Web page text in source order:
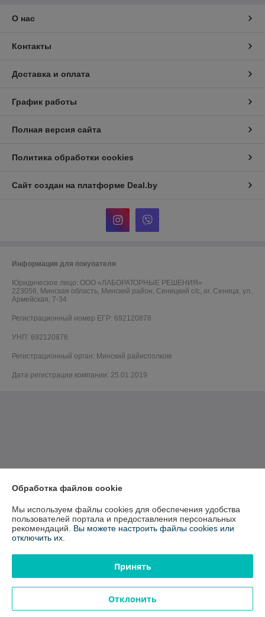
О нас
Контакты
Доставка и оплата
График работы
Полная версия сайта
Политика обработки cookies
Сайт создан на платформе Deal.by
Информация для покупателя
Юридическое лицо: ООО «ЛАБОРАТОРНЫЕ РЕШЕНИЯ»
223056, Минская область, Минский район, Сеницкий с/с, аг. Сеница, ул.
Армейская, 7-34
Регистрационный номер ЕГР: 692120876
УНП: 692120876
Регистрационный орган: Минский райисполком
Дата регистрации компании: 25.01.2019
Обработка файлов cookie
Мы используем файлы cookies для обеспечения удобства
пользователей портала и предоставления персональных
рекомендаций. Вы можете настроить файлы cookies или
отключить их.
Принять
Отклонить